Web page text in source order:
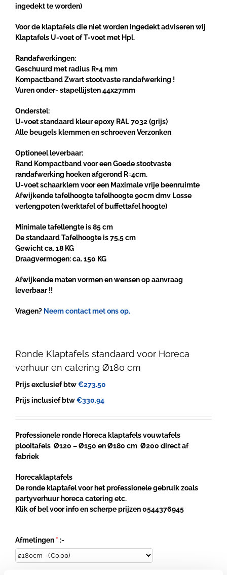
Ronde Klaptafels standaard voor Horeca
verhuur en catering Ø180 cm
Prijs exclusief btw€273.50
Prijs inclusief btw€330.94
Professionele ronde Horeca klaptafels vouwtafels
plooitafels Ø120 – Ø150 en Ø180 cm Ø200 direct af
fabriek
Horecaklaptafels
De ronde klaptafel voor het professionele gebruik zoals
partyverhuur horeca catering etc.
Klik of bel voor info en scherpe prijzen 0544376945
Afmetingen * :-
ingedekt te worden)
Voor de klaptafels die niet worden ingedekt adviseren wij
Klaptafels U-voet of T-voet met Hpl.
Randafwerkingen:
Geschuurd met radius R=4 mm
Kompactband Zwartstootvaste randafwerking !
Vuren onder- stapellijsten 44x27mm
Onderstel:
U-voet standaard kleur epoxy RAL 7032 (grijs)
Alle beugels klemmen en schroeven Verzonken
Optioneel leverbaar:
Rand Kompactband voor een Goede stootvaste
randafwerking hoeken afgerond R=4cm.
U-voet schaarklem voor een Maximale vrije beenruimte
Afwijkende tafelhoogte tafelhoogte 90cm dmv Losse
verlengpoten (werktafel of buffettafel hoogte)
Minimale tafellengte is 85 cm
De standaard Tafelhoogte is 75,5 cm
Gewicht ca. 18 KG
Draagvermogen: ca. 150 KG
Afwijkende maten vormen en wensen op aanvraag
leverbaar !!
Vragen? Neem contact met ons op.